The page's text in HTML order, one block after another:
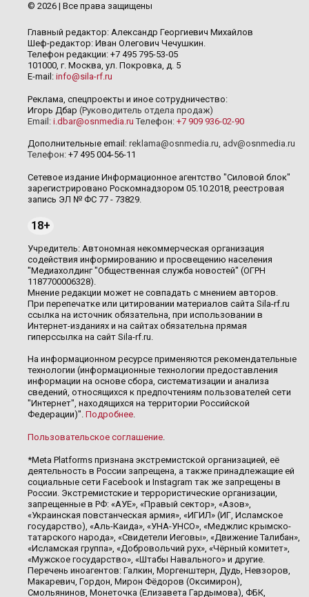
© 2026 | Все права защищены
Главный редактор: Александр Георгиевич Михайлов
Шеф-редактор: Иван Олегович Чечушкин.
Телефон редакции: +7 495 795-53-05
101000, г. Москва, ул. Покровка, д. 5
E-mail: info@sila-rf.ru
Реклама, спецпроекты и иное сотрудничество:
Игорь Дбар (Руководитель отдела продаж)
Email: i.dbar@osnmedia.ru Телефон: +7 909 936-02-90
Дополнительные email: reklama@osnmedia.ru, adv@osnmedia.ru
Телефон: +7 495 004-56-11
Сетевое издание Информационное агентство "Силовой блок"
зарегистрировано Роскомнадзором 05.10.2018, реестровая
запись ЭЛ № ФС 77 - 73829.
18+
Учредитель: Автономная некоммерческая организация
содействия информированию и просвещению населения
"Медиахолдинг "Общественная служба новостей" (ОГРН
1187700006328).
Мнение редакции может не совпадать с мнением авторов.
При перепечатке или цитировании материалов сайта Sila-rf.ru
ссылка на источник обязательна, при использовании в
Интернет-изданиях и на сайтах обязательна прямая
гиперссылка на сайт Sila-rf.ru.
На информационном ресурсе применяются рекомендательные
технологии (информационные технологии предоставления
информации на основе сбора, систематизации и анализа
сведений, относящихся к предпочтениям пользователей сети
"Интернет", находящихся на территории Российской
Федерации)". Подробнее.
Пользовательское соглашение.
*Meta Platforms признана экстремистской организацией, её
деятельность в России запрещена, а также принадлежащие ей
социальные сети Facebook и Instagram так же запрещены в
России. Экстремистские и террористические организации,
запрещенные в РФ: «АУЕ», «Правый сектор», «Азов»,
«Украинская повстанческая армия», «ИГИЛ» (ИГ, Исламское
государство), «Аль-Каида», «УНА-УНСО», «Меджлис крымско-
татарского народа», «Свидетели Иеговы», «Движение Талибан»,
«Исламская группа», «Добровольчий рух», «Чёрный комитет»,
«Мужское государство», «Штабы Навального» и другие.
Перечень иноагентов: Галкин, Моргенштерн, Дудь, Невзоров,
Макаревич, Гордон, Мирон Фёдоров (Оксимирон),
Смольянинов, Монеточка (Елизавета Гардымова), ФБК,